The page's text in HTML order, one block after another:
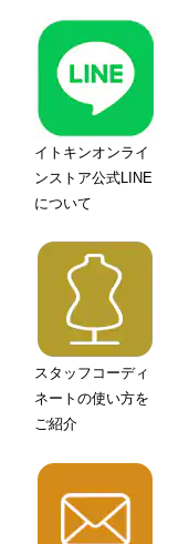
イトキンオンライ
ンストア公式LINE
について
スタッフコーディ
ネートの使い方を
ご紹介